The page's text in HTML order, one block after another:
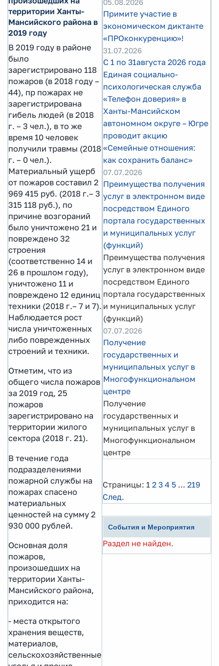
территории Ханты-
Мансийского района в
2019 году
В 2019 году в районе
было
зарегистрировано 118
пожаров (в 2018 году –
44), пр пожарах не
зарегистрирована
гибель людей (в 2018
г. – 3 чел.), в то же
время 10 человек
получили травмы (2018
г. – 0 чел.).
Материальный ущерб
от пожаров составил 2
969 415 руб. (2018 г.– 3
315 118 руб.), по
причине возгораний
было уничтожено 21 и
повреждено 32
строения
(соответственно 14 и
26 в прошлом году),
уничтожено 11 и
повреждено 12 единиц
техники (2018 г.– 7 и 7).
Наблюдается рост
числа уничтоженных
либо поврежденных
строений и техники.
Отметим, что из
общего числа пожаров
за 2019 год, 25
пожаров
зарегистрировано на
территории жилого
сектора (2018 г. 21).
В течение года
подразделениями
пожарной службы на
пожарах спасено
материальных
ценностей на сумму 2
930 000 рублей.
Основная доля
пожаров,
произошедших на
территории Ханты-
Мансийского района,
приходится на:
- места открытого
хранения веществ,
материалов,
сельскохозяйственные
05.08.2026
Примите участие в
экономическом диктанте
«ПРОконкуренцию»!
31.07.2026
С 1 по 31августа 2026 года
Единая социально-
психологическая служба
«Телефон доверия» в
Ханты-Мансийском
автономном округе – Югре
проводит акцию
«Семейные отношения:
как сохранить баланс»
07.07.2026
Преимущества получения
услуг в электронном виде
посредством Единого
портала государственных
и муниципальных услуг
(функций)
Преимущества получения
услуг в электронном виде
посредством Единого
портала государственных
и муниципальных услуг
(функций)
07.07.2026
Получение
государственных и
муниципальных услуг в
Многофункциональном
центре
Получение
государственных и
муниципальных услуг в
Многофункциональном
центре
Страницы: 1 2 3 4 5 ... 219
След.
События и Мероприятия
Раздел не найден.